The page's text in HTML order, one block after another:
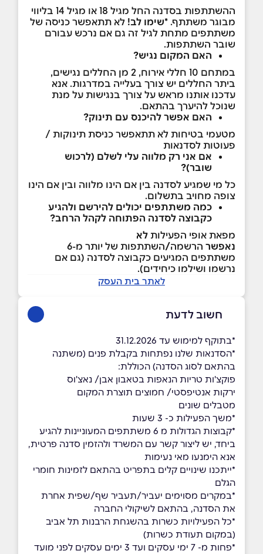
ההשתתפות בסדנה החל מגיל 18 או מגיל 14 בליווי
מבוגר משתתף. *שימו לב! לא תתאפשר כניסה של
משתתפים מתחת לגיל זה גם אם נרכש עבורם
שובר השתתפות.
האם המקום נגיש?
במתחם 10 חללי אירוח, 2 מן החללים נגישים,
ביתר החללים יש צורך בעלייה במדרגות. אנא
עדכנו אותנו מראש על צורך בנגישות על מנת
שנוכל להיערך בהתאם.
האם אפשר להיכנס עם תינוק?
מטעמי בטיחות לא תתאפשר כניסת תינוקות /
פעוטות לסדנאות
אם אני רק מלווה עלי לשלם (לרכוש
שובר)?
כל מי שמגיע לסדנה בין אם הינו מלווה ובין אם הינו
צופה מחויב בתשלום.
כמה משתתפים יכולים להירשם ולהגיע
כקבוצה לסדנה הפתוחה לקהל הרחב?
מפאת אופי הפעילות לא
נאפשר הרשמה/
השתתפות של יותר מ-6
משתתפים המגיעים כקבוצה לסדנה (גם אם
נרשמו ושילמו כיחידים).
לאתר בית העסק
חשוב לדעת
*בתוקף למימוש עד 31.12.2026
*הסדנאות שלנו נפתחות בקבלת פנים (משתנה
בהתאם לסוג הסדנה) הכוללת:
פוקצ'ות טריות הנאפות בטאבון אבן/ נאצ'וס
ירקות אנטיפסטי/ חמוצים תוצרת המקום
מטבלים שונים
*משך הפעילות כ- 3 שעות
*קבוצות הגדולות מ 6 משתתפים המעוניינות להגיע
ביחד, יש ליצור קשר עם המשרד ולהזמין סדנה פרטית,
אנא הימנעו מאי נעימות
*ייתכנו שינויים קלים בתפריט בהתאם לזמינות חומרי
הגלם
*במקרים מסוימים יעביר/תעביר שף/שפית אחרת
את הסדנה, בהתאם לשיקולי החברה
*כל הפעילויות כשרות בהשגחת הרבנות תל אביב
(במקום תעודת כשרות)
*פחות מ- 7 ימי עסקים ועד 3 ימים עסקים לפני מועד